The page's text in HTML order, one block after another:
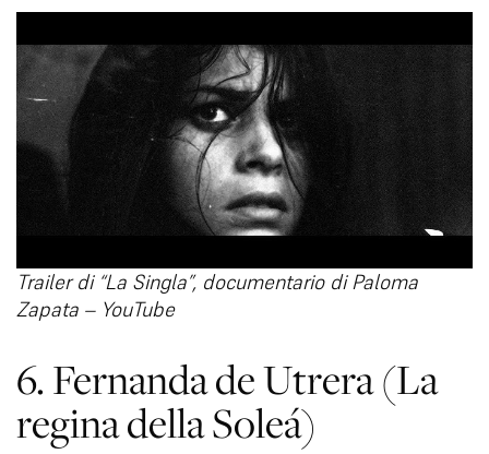
Trailer di “La Singla”, documentario di Paloma
Zapata – YouTube
6. Fernanda de Utrera (La
regina della Soleá)